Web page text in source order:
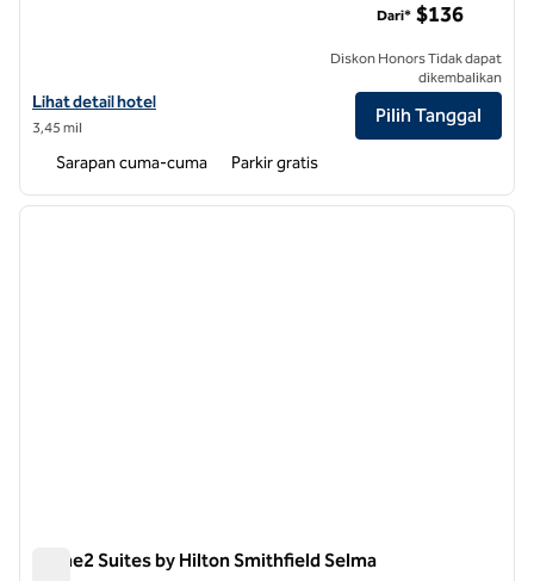
Lihat detail hotel untuk Homewood Suites by Hilton Goldsboro
Lihat detail hotel
3,45 mil
Dari* $136
Diskon Honors Tidak dapat
dikembalikan
Pilih Tanggal
Sarapan cuma-cuma Parkir gratis
1 dari 14
Home2 Suites by Hilton Smithfield Selma